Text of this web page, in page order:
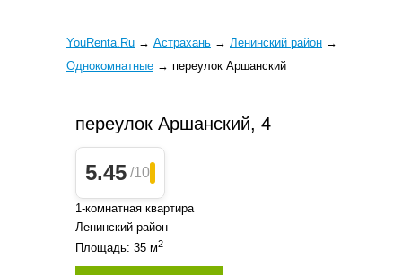
YouRenta.Ru → Астрахань → Ленинский район →
Однокомнатные → переулок Аршанский
переулок Аршанский, 4
5.45 /10
1-комнатная квартира
Ленинский район
Площадь: 35 м2